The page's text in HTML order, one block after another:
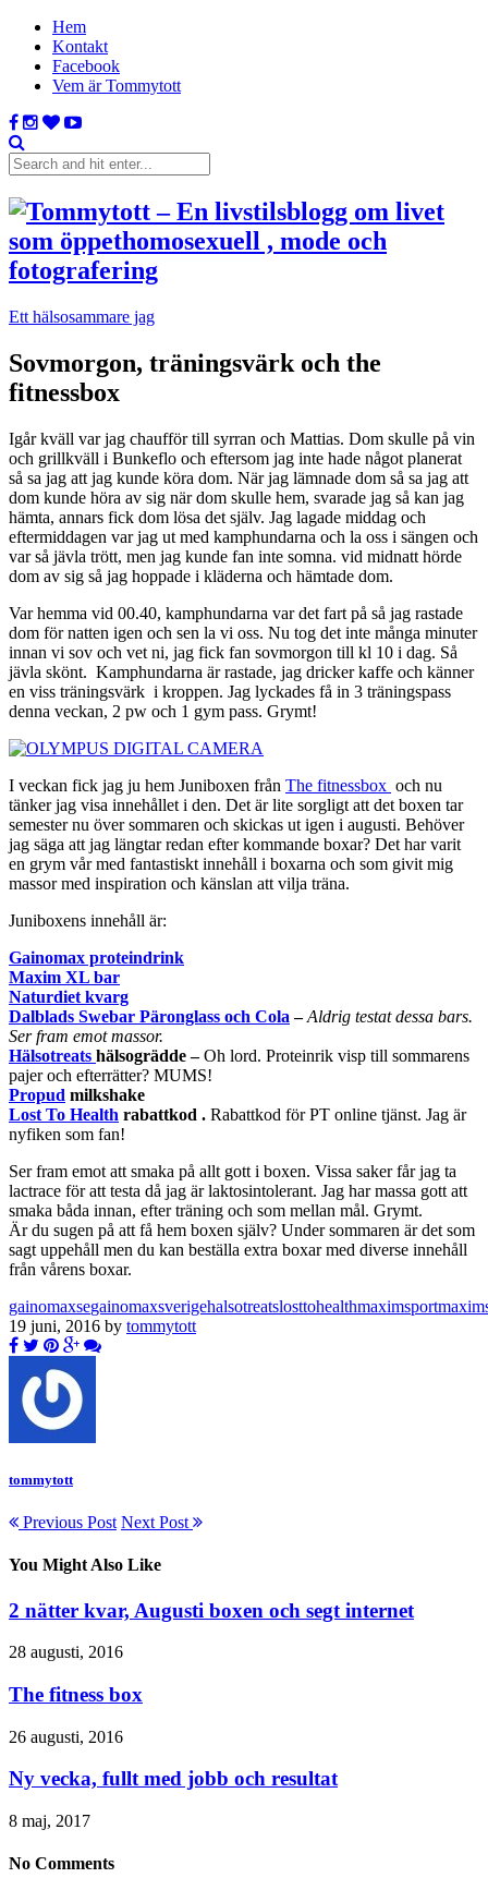
Hem
Kontakt
Facebook
Vem är Tommytott
Ett hälsosammare jag
Sovmorgon, träningsvärk och the
fitnessbox
Igår kväll var jag chaufför till syrran och Mattias. Dom skulle på vin
och grillkväll i Bunkeflo och eftersom jag inte hade något planerat
så sa jag att jag kunde köra dom. När jag lämnade dom så sa jag att
dom kunde höra av sig när dom skulle hem, svarade jag så kan jag
hämta, annars fick dom lösa det själv. Jag lagade middag och
eftermiddagen var jag ut med kamphundarna och la oss i sängen och
var så jävla trött, men jag kunde fan inte somna. vid midnatt hörde
dom av sig så jag hoppade i kläderna och hämtade dom.
Var hemma vid 00.40, kamphundarna var det fart på så jag rastade
dom för natten igen och sen la vi oss. Nu tog det inte många minuter
innan vi sov och vet ni, jag fick fan sovmorgon till kl 10 i dag. Så
jävla skönt. Kamphundarna är rastade, jag dricker kaffe och känner
en viss träningsvärk i kroppen. Jag lyckades få in 3 träningspass
denna veckan, 2 pw och 1 gym pass. Grymt!
I veckan fick jag ju hem Juniboxen från The fitnessbox och nu
tänker jag visa innehållet i den. Det är lite sorgligt att det boxen tar
semester nu över sommaren och skickas ut igen i augusti. Behöver
jag säga att jag längtar redan efter kommande boxar? Det har varit
en grym vår med fantastiskt innehåll i boxarna och som givit mig
massor med inspiration och känslan att vilja träna.
Juniboxens innehåll är:
Gainomax proteindrink
Maxim XL bar
Naturdiet kvarg
Dalblads Swebar Päronglass och Cola –Aldrig testat dessa bars.
Ser fram emot massor.
Hälsotreats hälsogrädde –Oh lord. Proteinrik visp till sommarens
pajer och efterrätter? MUMS!
Propud milkshake
Lost To Health rabattkod . Rabattkod för PT online tjänst. Jag är
nyfiken som fan!
Ser fram emot att smaka på allt gott i boxen. Vissa saker får jag ta
lactrace för att testa då jag är laktosintolerant. Jag har massa gott att
smaka båda innan, efter träning och som mellan mål. Grymt.
Är du sugen på att få hem boxen själv? Under sommaren är det som
sagt uppehåll men du kan beställa extra boxar med diverse innehåll
från vårens boxar.
gainomaxsegainomaxsverigehalsotreatslosttohealthmaximsport
19 juni, 2016 by tommytott
tommytott
Previous Post Next Post
You Might Also Like
2 nätter kvar, Augusti boxen och segt internet
28 augusti, 2016
The fitness box
26 augusti, 2016
Ny vecka, fullt med jobb och resultat
8 maj, 2017
No Comments